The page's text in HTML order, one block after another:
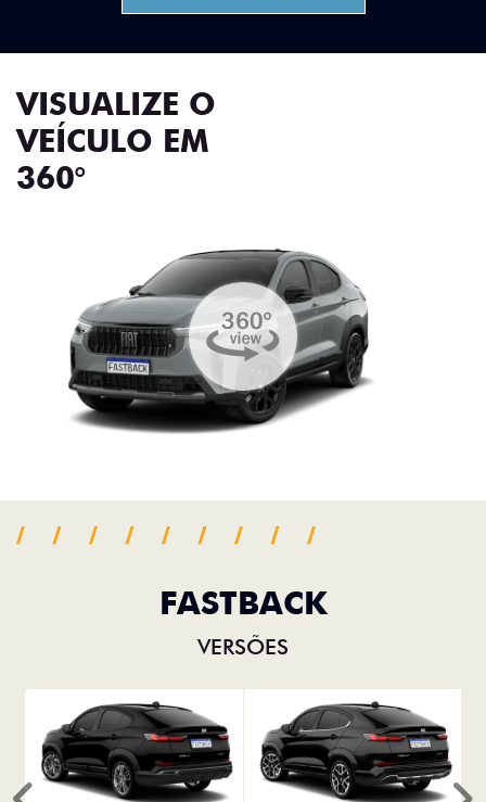
VISUALIZE O
VEÍCULO EM
360°
FASTBACK
VERSÕES